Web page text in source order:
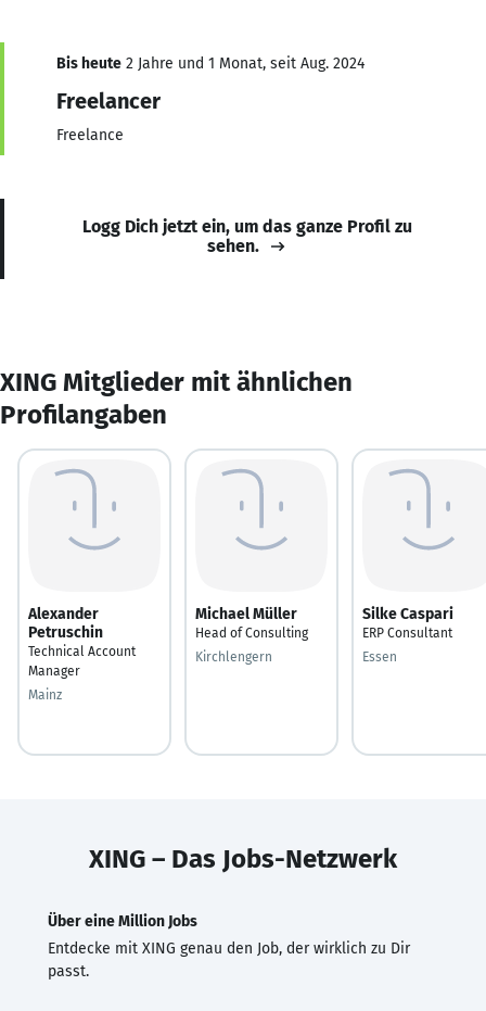
Bis heute 2 Jahre und 1 Monat, seit Aug. 2024
Freelancer
Freelance
Logg Dich jetzt ein, um das ganze Profil zu
sehen.
XING Mitglieder mit ähnlichen
Profilangaben
Alexander
Petruschin
Technical Account
Manager
Mainz
Michael Müller
Head of Consulting
Kirchlengern
Silke Caspari
ERP Consultant
Essen
XING – Das Jobs-Netzwerk
Über eine Million Jobs
Entdecke mit XING genau den Job, der wirklich zu Dir
passt.